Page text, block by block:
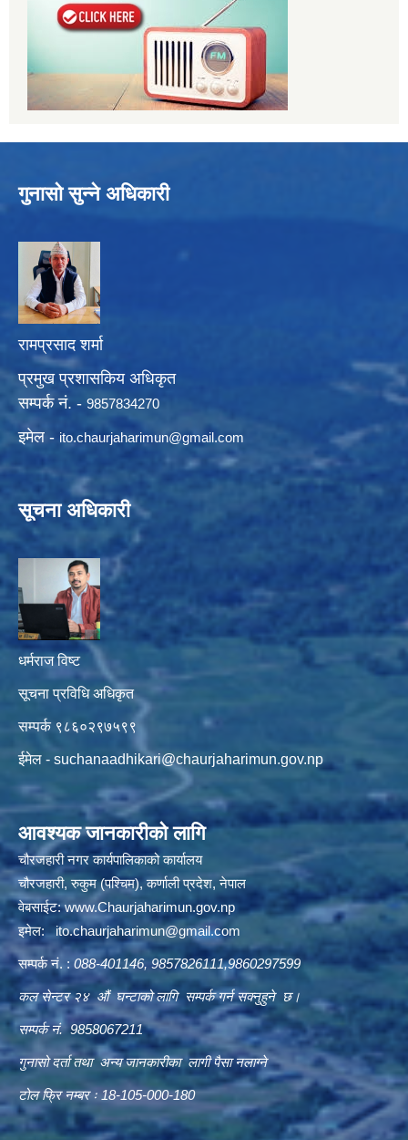
गुनासो सुन्ने अधिकारी
रामप्रसाद शर्मा
प्रमुख प्रशासकिय अधिकृत
सम्पर्क नं. - 9857834270
इमेल - ito.chaurjaharimun@gmail.com
सूचना अधिकारी
धर्मराज विष्ट
सूचना प्रविधि अधिकृत
सम्पर्क ९८६०२९७५९९
ईमेल - suchanaadhikari@chaurjaharimun.gov.np
आवश्यक जानकारीको लागि
चौरजहारी नगर कार्यपालिकाको कार्यालय
चौरजहारी, रुकुम (पश्चिम), कर्णाली प्रदेश, नेपाल
वेबसाईट:www.Chaurjaharimun.gov.np
इमेल:ito.chaurjaharimun@gmail.com
सम्पर्क नं. : 088-401146, 9857826111,9860297599
कल सेन्टर २४ औं घन्टाको लागि सम्पर्क गर्न सक्नुहुने छ।
सम्पर्क नं. 9858067211
गुनासो दर्ता तथा अन्य जानकारीका लागी पैसा नलाग्ने
टोल फ्रि नम्बर ः 18-105-000-180